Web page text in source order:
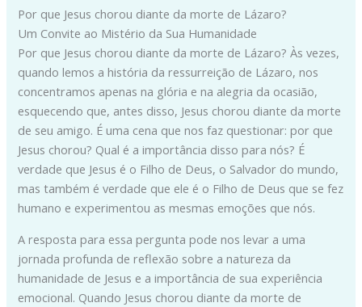
Por que Jesus chorou diante da morte de Lázaro?
Um Convite ao Mistério da Sua Humanidade
Por que Jesus chorou diante da morte de Lázaro? Às vezes,
quando lemos a história da ressurreição de Lázaro, nos
concentramos apenas na glória e na alegria da ocasião,
esquecendo que, antes disso, Jesus chorou diante da morte
de seu amigo. É uma cena que nos faz questionar: por que
Jesus chorou? Qual é a importância disso para nós? É
verdade que Jesus é o Filho de Deus, o Salvador do mundo,
mas também é verdade que ele é o Filho de Deus que se fez
humano e experimentou as mesmas emoções que nós.
A resposta para essa pergunta pode nos levar a uma
jornada profunda de reflexão sobre a natureza da
humanidade de Jesus e a importância de sua experiência
emocional. Quando Jesus chorou diante da morte de